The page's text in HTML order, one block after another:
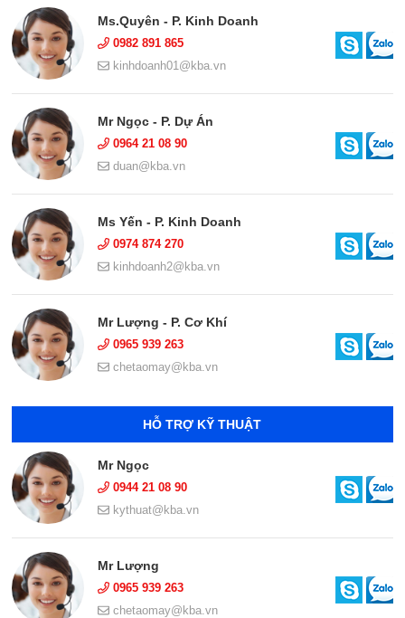
Ms.Quyên - P. Kinh Doanh
0982 891 865
kinhdoanh01@kba.vn
Mr Ngọc - P. Dự Án
0964 21 08 90
duan@kba.vn
Ms Yến - P. Kinh Doanh
0974 874 270
kinhdoanh2@kba.vn
Mr Lượng - P. Cơ Khí
0965 939 263
chetaomay@kba.vn
HỖ TRỢ KỸ THUẬT
Mr Ngọc
0944 21 08 90
kythuat@kba.vn
Mr Lượng
0965 939 263
chetaomay@kba.vn